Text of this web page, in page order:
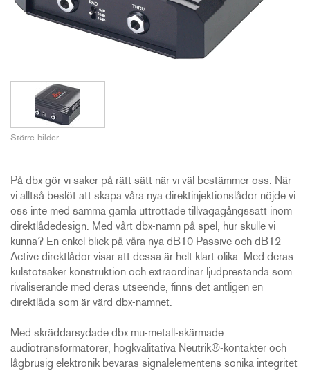
Större bilder
På dbx gör vi saker på rätt sätt när vi väl bestämmer oss. När
vi alltså beslöt att skapa våra nya direktinjektionslådor nöjde vi
oss inte med samma gamla uttröttade tillvagagångssätt inom
direktlådedesign. Med vårt dbx-namn på spel, hur skulle vi
kunna? En enkel blick på våra nya dB10 Passive och dB12
Active direktlådor visar att dessa är helt klart olika. Med deras
kulstötsäker konstruktion och extraordinär ljudprestanda som
rivaliserande med deras utseende, finns det äntligen en
direktlåda som är värd dbx-namnet.
Med skräddarsydade dbx mu-metall-skärmade
audiotransformatorer, högkvalitativa Neutrik®-kontakter och
lågbrusig elektronik bevaras signalelementens sonika integritet